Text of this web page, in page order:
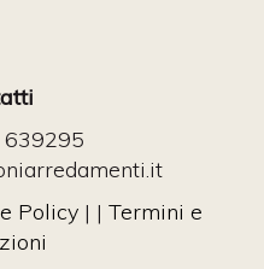
Policy| | Termini e